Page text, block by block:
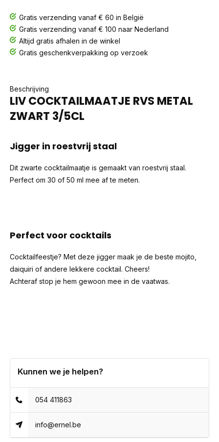
Gratis verzending vanaf € 60 in België
Gratis verzending vanaf € 100 naar Nederland
Altijd gratis afhalen in de winkel
Gratis geschenkverpakking op verzoek
Beschrijving
LIV COCKTAILMAATJE RVS METAL
ZWART 3/5CL
Jigger in roestvrij staal
Dit zwarte cocktailmaatje is gemaakt van roestvrij staal.
Perfect om 30 of 50 ml mee af te meten.
Perfect voor cocktails
Cocktailfeestje? Met deze jigger maak je de beste mojito,
daiquiri of andere lekkere cocktail. Cheers!
Achteraf stop je hem gewoon mee in de vaatwas.
Kunnen we je helpen?
054 411863
info@ernel.be